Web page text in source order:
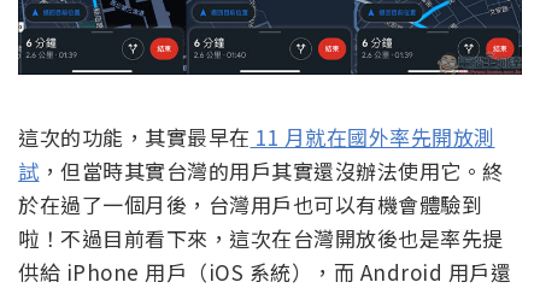
這次的功能，其實最早在 11 月就在國外率先開放測
試 ，但當時其實台灣的用戶其實還沒辦法使用它。終
於在過了一個月後，台灣用戶也可以有機會體驗到
啦！不過目前看下來，這次在台灣開放後也是率先提
供給 iPhone 用戶（iOS 系統），而 Android 用戶還